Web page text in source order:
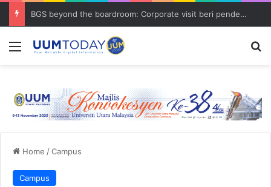
BGS beyond the boardroom: Corporate visit beri pendedahan dunia korporat kepada PELAJAR UUM
Menu
Home /Campus
Campus